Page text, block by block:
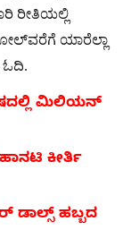
ರೀತಿಯಲ್ಲಿ
ಯಾರೆಲ್ಲಾ
ಓದಿ.
ಮಿಲಿಯನ್
ಕೀರ್ತಿ
ಡಾಲ್ಸ್ ಹಬ್ಬದ